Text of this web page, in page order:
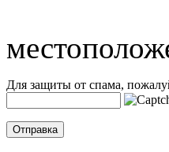
Для защиты от спама,